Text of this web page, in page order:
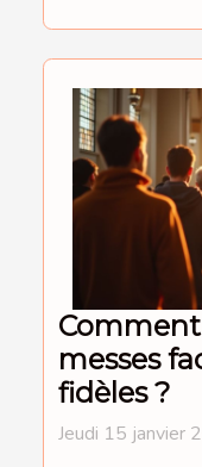
messes
fidèles ?
Jeudi 15 janvier